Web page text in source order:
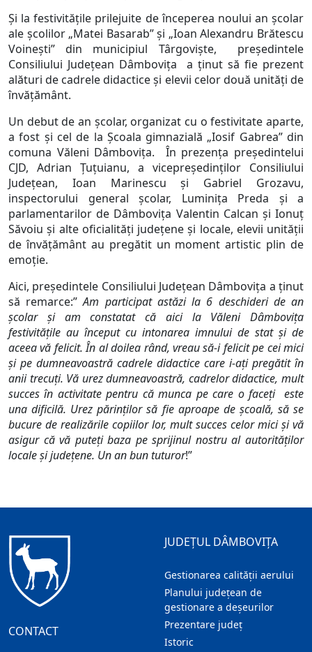
Şi la festivităţile prilejuite de începerea noului an şcolar
ale şcolilor „Matei Basarab” şi „Ioan Alexandru Brătescu
Voineşti” din municipiul Târgovişte, preşedintele
Consiliului Judeţean Dâmboviţa a ţinut să fie prezent
alături de cadrele didactice şi elevii celor două unităţi de
învăţământ.
Un debut de an şcolar, organizat cu o festivitate aparte,
a fost şi cel de la Şcoala gimnazială „Iosif Gabrea” din
comuna Văleni Dâmboviţa. În prezenţa preşedintelui
CJD, Adrian Ţuţuianu, a vicepreşedinţilor Consiliului
Judeţean, Ioan Marinescu şi Gabriel Grozavu,
inspectorului general şcolar, Luminiţa Preda şi a
parlamentarilor de Dâmboviţa Valentin Calcan şi Ionuţ
Săvoiu şi alte oficialităţi judeţene şi locale, elevii unităţii
de învăţământ au pregătit un moment artistic plin de
emoţie.
Aici, preşedintele Consiliului Judeţean Dâmboviţa a ţinut
să remarce:”Am participat astăzi la 6 deschideri de an
şcolar şi am constatat că aici la Văleni Dâmboviţa
festivităţile au început cu intonarea imnului de stat şi de
aceea vă felicit. În al doilea rând, vreau să-i felicit pe cei mici
şi pe dumneavoastră cadrele didactice care i-aţi pregătit în
anii trecuţi. Vă urez dumneavoastră, cadrelor didactice, mult
succes în activitate pentru că munca pe care o faceţi este
una dificilă. Urez părinţilor să fie aproape de şcoală, să se
bucure de realizările copiilor lor, mult succes celor mici şi vă
asigur că vă puteţi baza pe sprijinul nostru al autorităţilor
locale şi judeţene. Un an bun tuturor!”
CONTACT
JUDEȚUL DÂMBOVIȚA
Gestionarea calității aerului
Planului județean de
gestionare a deșeurilor
Prezentare judeţ
Istoric